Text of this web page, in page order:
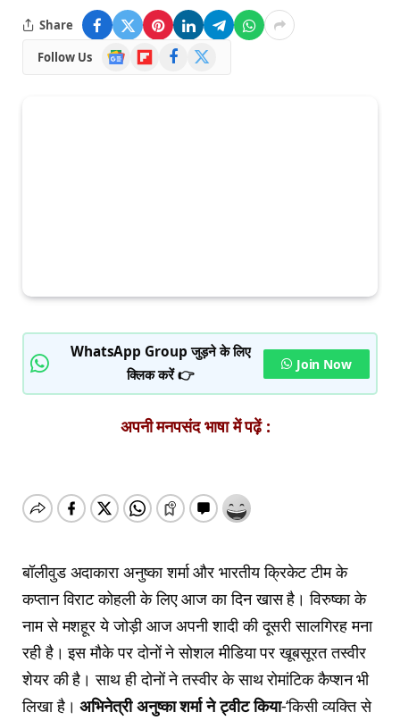
Share
Follow Us
Google
News
FlipboardFacebook
WhatsApp Group जुड़ने के लिए
क्लिक करें 👉
Join Now
अपनी मनपसंद भाषा में पढ़ें :
बॉलीवुड अदाकारा अनुष्का शर्मा और भारतीय क्रिकेट टीम के
कप्तान विराट कोहली के लिए आज का दिन खास है। विरुष्का के
नाम से मशहूर ये जोड़ी आज अपनी शादी की दूसरी सालगिरह मना
रही है। इस मौके पर दोनों ने सोशल मीडिया पर खूबसूरत तस्वीर
शेयर की है। साथ ही दोनों ने तस्वीर के साथ रोमांटिक कैप्शन भी
लिखा है।अभिनेत्री अनुष्का शर्मा ने ट्वीट किया-‘किसी व्यक्ति से